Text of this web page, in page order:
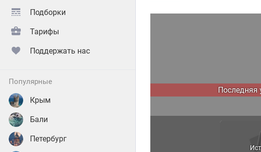
Подборки
Тарифы
Поддержать нас
популярные
Крым
Бали
Петербург
Последняя